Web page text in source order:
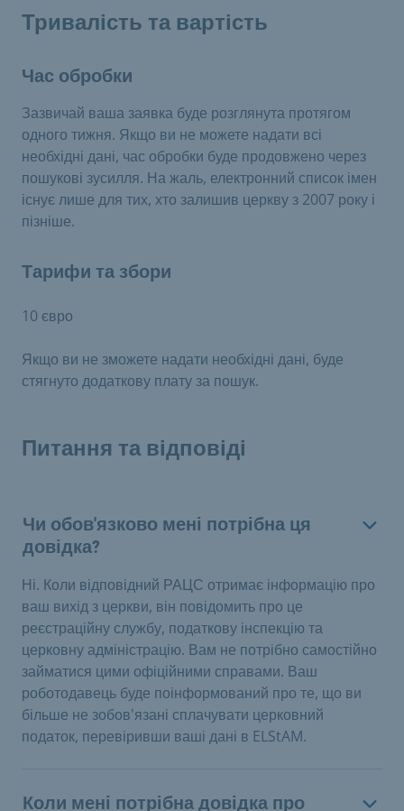
Тривалість та вартість
Час обробки
Зазвичай ваша заявка буде розглянута протягом
одного тижня. Якщо ви не можете надати всі
необхідні дані, час обробки буде продовжено через
пошукові зусилля. На жаль, електронний список імен
існує лише для тих, хто залишив церкву з 2007 року і
пізніше.
Тарифи та збори
10 євро
Якщо ви не зможете надати необхідні дані, буде
стягнуто додаткову плату за пошук.
Питання та відповіді
Чи обов'язково мені потрібна ця
довідка?
Ні. Коли відповідний РАЦС отримає інформацію про
ваш вихід з церкви, він повідомить про це
реєстраційну службу, податкову інспекцію та
церковну адміністрацію. Вам не потрібно самостійно
займатися цими офіційними справами. Ваш
роботодавець буде поінформований про те, що ви
більше не зобов'язані сплачувати церковний
податок, перевіривши ваші дані в ELStAM.
Коли мені потрібна довідка про